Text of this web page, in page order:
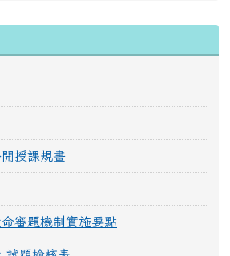
授課規畫
審題機制實施要點